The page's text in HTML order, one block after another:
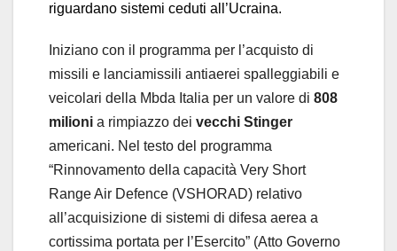
riguardano sistemi ceduti all’Ucraina.
Iniziano con il programma per l’acquisto di
missili e lanciamissili antiaerei spalleggiabili e
veicolari della Mbda Italia per un valore di 808
milioni a rimpiazzo dei vecchi Stinger
americani. Nel testo del programma
“Rinnovamento della capacità Very Short
Range Air Defence (VSHORAD) relativo
all’acquisizione di sistemi di difesa aerea a
cortissima portata per l’Esercito” (Atto Governo